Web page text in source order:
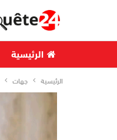
الرئيسية
الرئيسية جهات